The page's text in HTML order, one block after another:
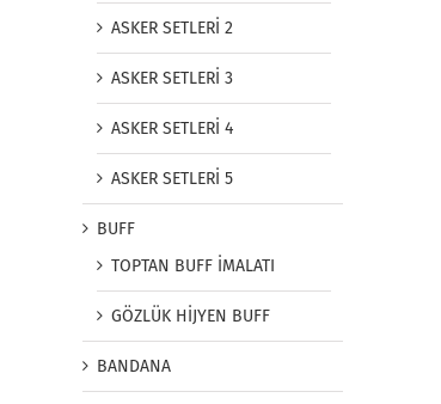
ASKER SETLERİ 2
ASKER SETLERİ 3
ASKER SETLERİ 4
ASKER SETLERİ 5
BUFF
TOPTAN BUFF İMALATI
GÖZLÜK HİJYEN BUFF
BANDANA